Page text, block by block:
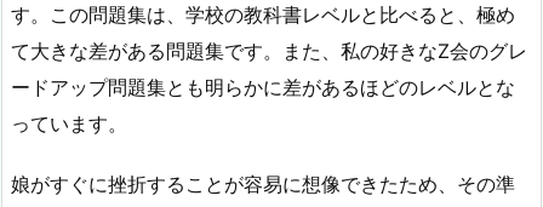
す。この問題集は、学校の教科書レベルと比べると、極め
て大きな差がある問題集です。また、私の好きなZ会のグレ
ードアップ問題集とも明らかに差があるほどのレベルとな
っています。
娘がすぐに挫折することが容易に想像できたため、その準